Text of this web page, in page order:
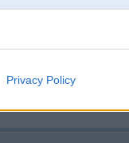
Privacy Policy